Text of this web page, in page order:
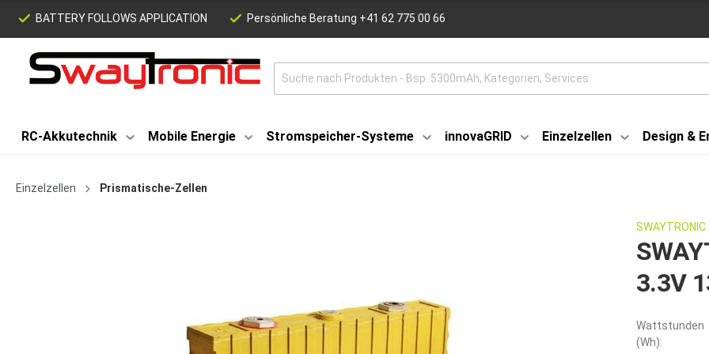
BATTERY FOLLOWS APPLICATION Persönliche Beratung +41 62 775 00 66
RC-Akkutechnik Mobile Energie Stromspeicher-Systeme innovaGRID Einzelzellen Design &
Einzelzellen Prismatische-Zellen
SWAYTRONIC
3.3V
Wattstunden
(Wh):